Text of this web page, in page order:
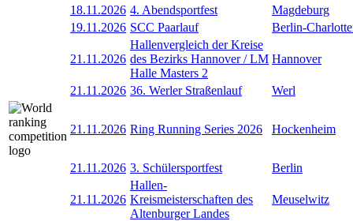
18.11.2026 4. Abendsportfest
Magdeburg
19.11.2026 SCC Paarlauf Berlin-
21.11.2026
Hallenvergleich der Kreise
des Bezirks Hannover / LM
Halle Masters 2
Hannover
21.11.2026 36. Werler Straßenlauf Werl
21.11.2026 Ring Running Series 2026 Hockenheim
21.11.2026 3. Schülersportfest Berlin
21.11.2026
Hallen-
Kreismeisterschaften des
Altenburger Landes
Meuselwitz